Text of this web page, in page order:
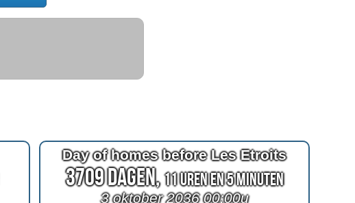
Day of homes before Les Etroits
3709 Dagen,11 Uren en 5 Minuten
3 oktober 2036 00:00u